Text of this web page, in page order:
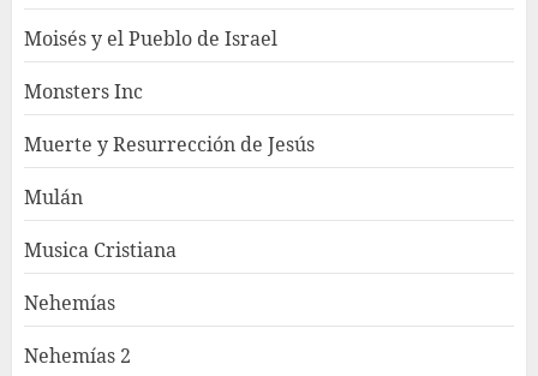
Moisés y el Pueblo de Israel
Monsters Inc
Muerte y Resurrección de Jesús
Mulán
Musica Cristiana
Nehemías
Nehemías 2